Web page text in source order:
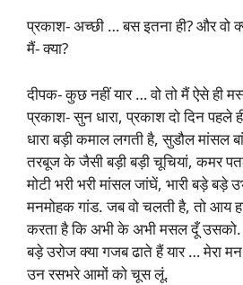
प्रकाश- अच्छी … बस इतना ही? और वो
मैं- क्या?
दीपक- कुछ नहीं यार … वो तो मैं ऐसे ही
प्रकाश- सुन धारा, प्रकाश दो दिन पहले
धारा बड़ी कमाल लगती है, सुडौल मांसल
तरबूज के जैसी बड़ी बड़ी चूचियां, कमर
मोटी भरी भरी मांसल जांघें, भारी बड़े बड़े
मनमोहक गांड. जब वो चलती है, तो आय
करता है कि अभी के अभी मसल दूँ
बड़े उरोज क्या गजब ढाते हैं यार … मेरा
उन रसभरे आमों को चूस लूं.